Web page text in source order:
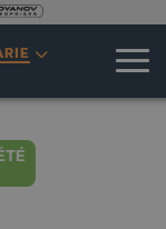
GALERIE